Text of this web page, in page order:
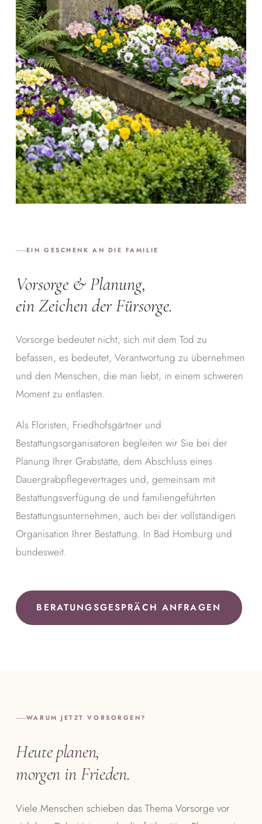
EIN GESCHENK AN DIE FAMILIE
Vorsorge & Planung,
ein Zeichen der Fürsorge.
Vorsorge bedeutet nicht, sich mit dem Tod zu
befassen, es bedeutet, Verantwortung zu übernehmen
und den Menschen, die man liebt, in einem schweren
Moment zu entlasten.
Als Floristen, Friedhofsgärtner und
Bestattungsorganisatoren begleiten wir Sie bei der
Planung Ihrer Grabstätte, dem Abschluss eines
Dauergrabpflegevertrages und, gemeinsam mit
Bestattungsverfügung.de und familiengeführten
Bestattungsunternehmen, auch bei der vollständigen
Organisation Ihrer Bestattung. In Bad Homburg und
bundesweit.
BERATUNGSGESPRÄCH ANFRAGEN
WARUM JETZT VORSORGEN?
Heute planen,
morgen in Frieden.
Viele Menschen schieben das Thema Vorsorge vor